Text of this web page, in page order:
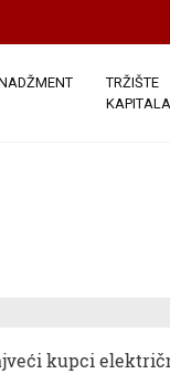
TRŽIŠTE
KAPITALA
kupci